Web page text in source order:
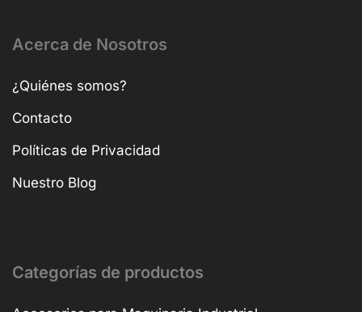
Acerca de Nosotros
¿Quiénes somos?
Contacto
Políticas de Privacidad
Nuestro Blog
Categorías de productos